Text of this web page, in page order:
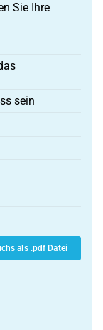
Sie Ihre
sein
als .pdf Datei